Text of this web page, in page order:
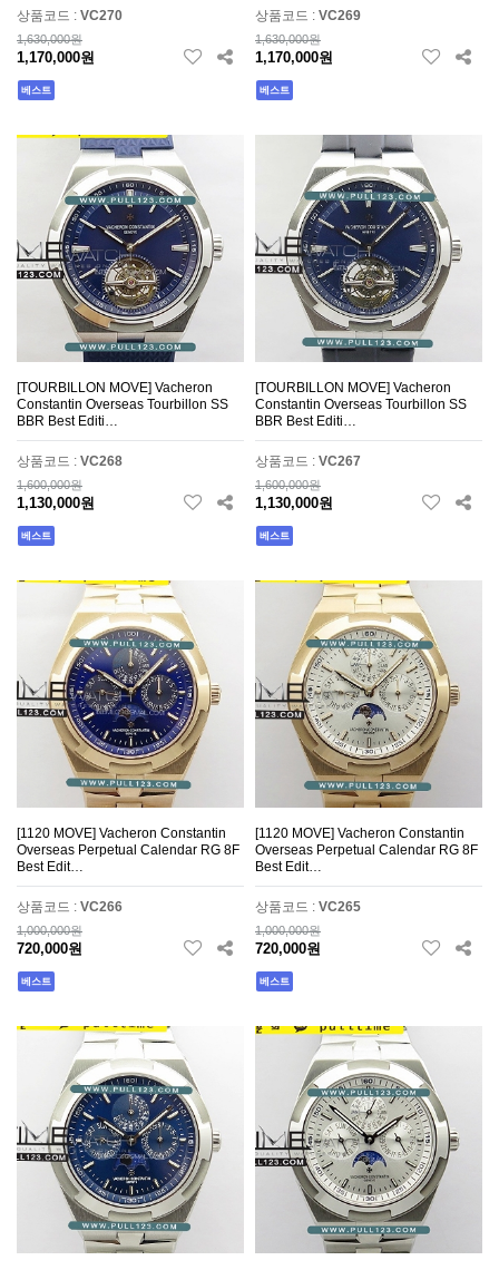
상품코드 : VC270
1,630,000원
1,170,000원
베스트
상품코드 : VC269
1,630,000원
1,170,000원
베스트
[TOURBILLON MOVE] Vacheron
Constantin Overseas Tourbillon SS
BBR Best Editi…
상품코드 : VC268
1,600,000원
1,130,000원
베스트
[TOURBILLON MOVE] Vacheron
Constantin Overseas Tourbillon SS
BBR Best Editi…
상품코드 : VC267
1,600,000원
1,130,000원
베스트
[1120 MOVE] Vacheron Constantin
Overseas Perpetual Calendar RG 8F
Best Edit…
상품코드 : VC266
1,000,000원
720,000원
베스트
[1120 MOVE] Vacheron Constantin
Overseas Perpetual Calendar RG 8F
Best Edit…
상품코드 : VC265
1,000,000원
720,000원
베스트